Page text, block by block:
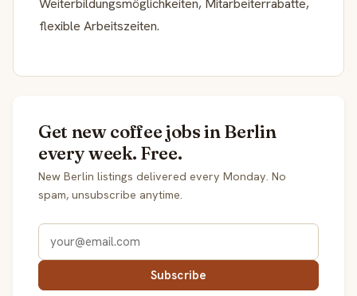
flexible Arbeitszeiten.
Get new coffee jobs in Berlin
every week. Free.
New Berlin listings delivered every Monday. No
spam, unsubscribe anytime.
Subscribe